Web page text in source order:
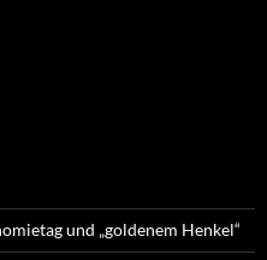
und „goldenem Henkel“